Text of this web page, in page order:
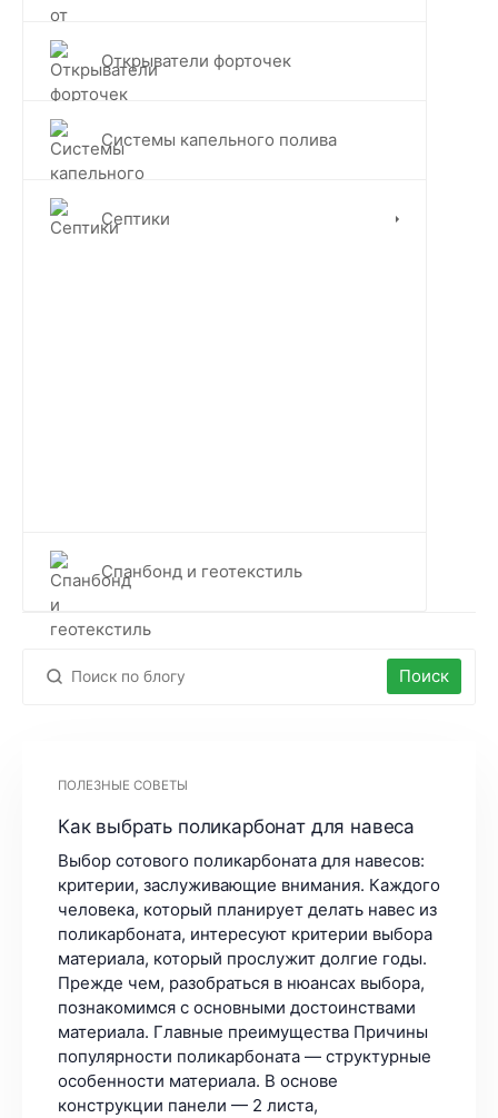
Открыватели форточек
Системы капельного полива
Септики
Спанбонд и геотекстиль
Поиск
ПОЛЕЗНЫЕ СОВЕТЫ
Как выбрать поликарбонат для навеса
Выбор сотового поликарбоната для навесов:
критерии, заслуживающие внимания. Каждого
человека, который планирует делать навес из
поликарбоната, интересуют критерии выбора
материала, который прослужит долгие годы.
Прежде чем, разобраться в нюансах выбора,
познакомимся с основными достоинствами
материала. Главные преимущества Причины
популярности поликарбоната — структурные
особенности материала. В основе
конструкции панели — 2 листа,